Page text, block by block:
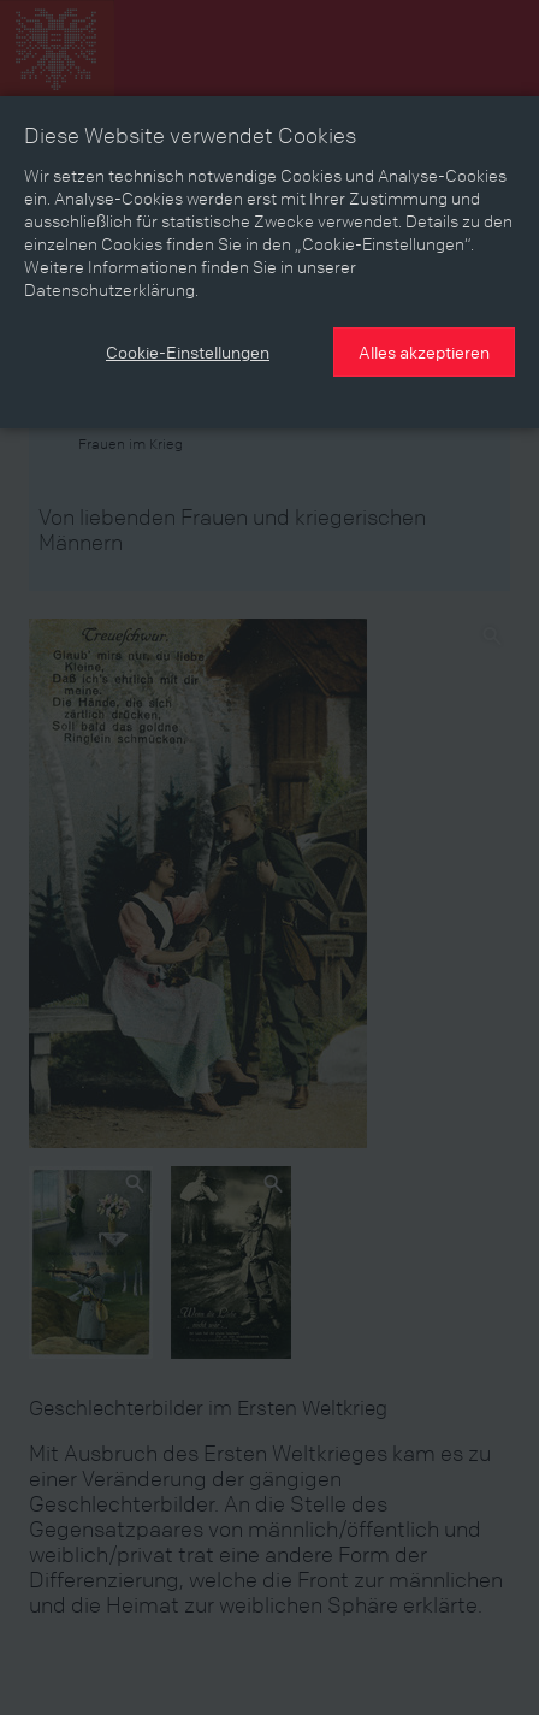
Zeitbild Zeitreise Landkarte Erinnerungen
Mediathek Textmodus
Themen Zeiträume Aspekte
Frauen im Krieg
Von liebenden Frauen und kriegerischen
Männern
Geschlechterbilder im Ersten Weltkrieg
Mit Ausbruch des Ersten Weltkrieges kam es zu
einer Veränderung der gängigen
Geschlechterbilder. An die Stelle des
Gegensatzpaares von männlich/öffentlich und
weiblich/privat trat eine andere Form der
Differenzierung, welche die Front zur männlichen
und die Heimat zur weiblichen Sphäre erklärte.
Diese Website verwendet Cookies
Wir setzen technisch notwendige Cookies und Analyse-Cookies
ein. Analyse-Cookies werden erst mit Ihrer Zustimmung und
ausschließlich für statistische Zwecke verwendet. Details zu den
einzelnen Cookies finden Sie in den „Cookie-Einstellungen“.
Weitere Informationen finden Sie in unserer
Datenschutzerklärung.
Cookie-Einstellungen Alles akzeptieren